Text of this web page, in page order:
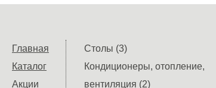
Главная
Каталог
Акции
Столы (3)
Кондиционеры, отопление,
вентиляция (2)